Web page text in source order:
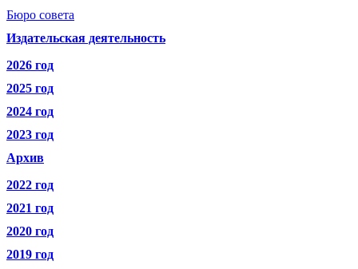
Бюро совета
Издательская деятельность
2026 год
2025 год
2024 год
2023 год
Архив
2022 год
2021 год
2020 год
2019 год